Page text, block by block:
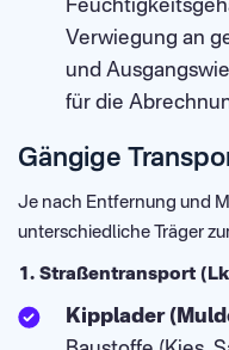
Verwiegung an
und
für die
Gängige
Je nach Entfernung und
unterschiedliche Träger
1. Straßentransport
Kipplader